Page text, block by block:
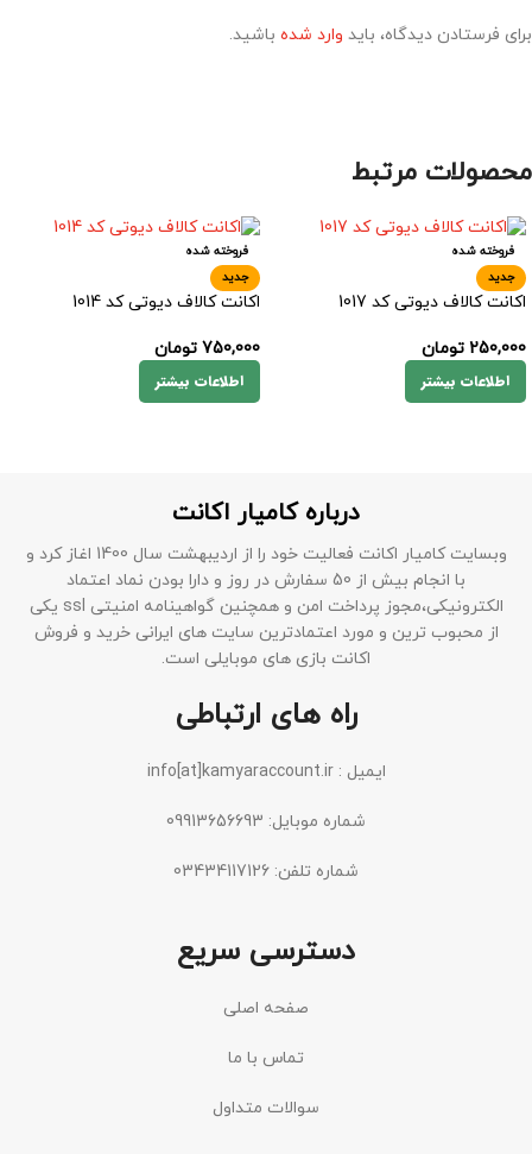
برای فرستادن دیدگاه، باید وارد شده باشید.
محصولات مرتبط
فروخته شده
جدید
اکانت کالاف دیوتی کد 1017
250,000 تومان
اطلاعات بیشتر
فروخته شده
جدید
اکانت کالاف دیوتی کد 1014
750,000 تومان
اطلاعات بیشتر
درباره کامیار اکانت
وبسایت کامیار اکانت فعالیت خود را از اردیبهشت سال 1400 اغاز کرد و
با انجام بیش از 50 سفارش در روز و دارا بودن نماد اعتماد
الکترونیکی،مجوز پرداخت امن و همچنین گواهینامه امنیتی ssl یکی
از محبوب ترین و مورد اعتمادترین سایت های ایرانی خرید و فروش
اکانت بازی های موبایلی است.
راه های ارتباطی
ایمیل : info[at]kamyaraccount.ir
شماره موبایل: 09913656693
شماره تلفن: 03434117126
دسترسی سریع
صفحه اصلی
تماس با ما
سوالات متداول